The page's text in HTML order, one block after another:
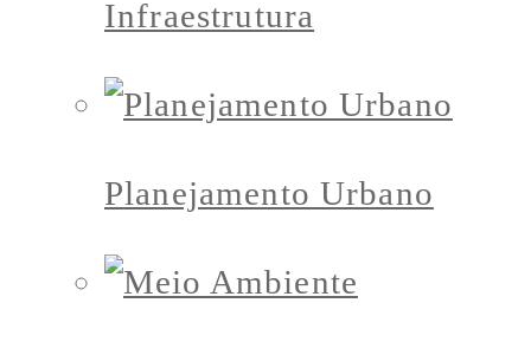
Infraestrutura
Planejamento Urbano